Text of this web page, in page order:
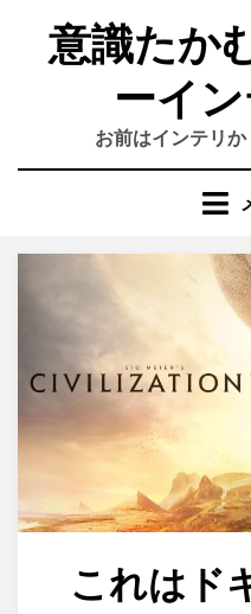
意識たか
ーイ
お前はインテリか
これはド